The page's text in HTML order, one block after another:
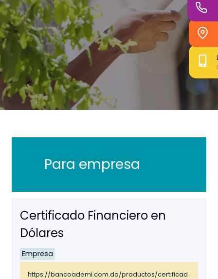
Para empresa
Certificado Financiero en
Dólares
Empresa
https://bancoademi.com.do/productos/certificad